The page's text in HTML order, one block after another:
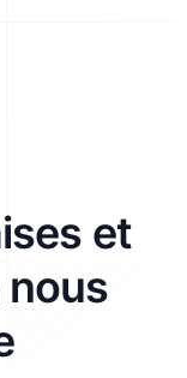
et
nous